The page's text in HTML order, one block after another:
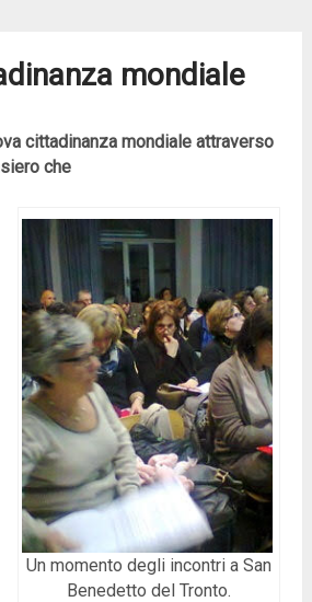
mondiale
cittadinanza mondiale attraverso
che
Un momento degli incontri a San
Benedetto del Tronto.